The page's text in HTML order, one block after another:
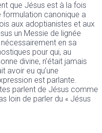
que Jésus est à la fois
formulation canonique a
aux adoptianistes et aux
un Messie de lignée
en sa
pour qui, au
divine, n’était jamais
avoir eu qu’une
est parlante.
parlent de Jésus comme
loin de parler du « Jésus